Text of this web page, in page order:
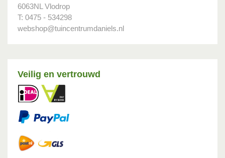
6063NL Vlodrop
T: 0475 - 534298
webshop@tuincentrumdaniels.nl
Veilig en vertrouwd